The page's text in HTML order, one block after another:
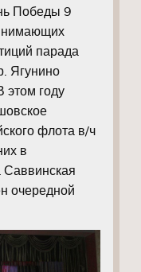
Победы 9
парада
Ягунино
этом году
флота в/ч
в
Саввинская
очередной